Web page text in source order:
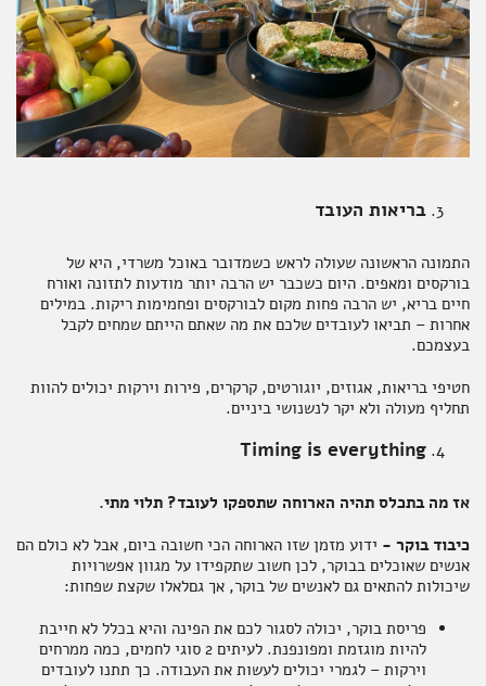
בריאות העובד
התמונה הראשונה שעולה לראש כשמדובר באוכל משרדי, היא של
בורקסים ומאפים. היום כשכבר יש הרבה יותר מודעות לתזונה ואורח
חיים בריא, יש הרבה פחות מקום לבורקסים ופחמימות ריקות. במילים
אחרות – תביאו לעובדים שלכם את מה שאתם הייתם שמחים לקבל
בעצמכם.
חטיפי בריאות, אגוזים, יוגורטים, קרקרים, פירות וירקות יכולים להוות
תחליף מעולה ולא יקר לנשנושי ביניים.
Timing is everything
אז מה בתכלס תהיה הארוחה שתספקו לעובד? תלוי מתי.
כיבוד בוקר - ידוע מזמן שזו הארוחה הכי חשובה ביום, אבל לא כולם הם
אנשים שאוכלים בבוקר, לכן חשוב שתקפידו על מגוון אפשרויות
שיכולות להתאים גם לאנשים של בוקר, אך גםלאלו שקצת שפחות:
פריסת בוקר, יכולה לסגור לכם את הפינה והיא בכלל לא חייבת
להיות מוגזמת ומפונפנת. לעיתים 2 סוגי לחמים, כמה ממרחים
וירקות – לגמרי יכולים לעשות את העבודה. כך תתנו לעובדים